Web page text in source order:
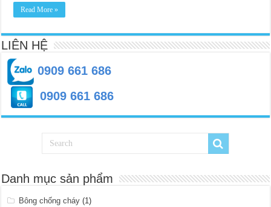
Read More »
LIÊN HỆ
0909 661 686
0909 661 686
Danh mục sản phẩm
Bông chống cháy (1)